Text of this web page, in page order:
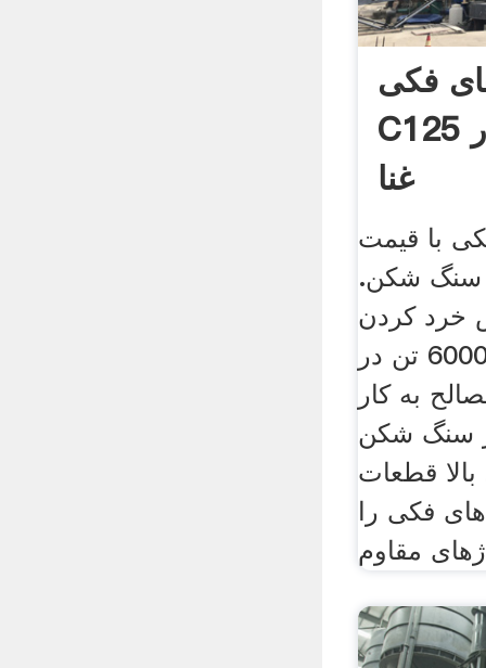
فکی
C125 برای فروش در
غنا
با قیمت
سنگ شکن.
خرد کردن
این دستگاه تا 6000 تن در
به کار
سنگ شکن
قطعات
فکی را
مقاوم